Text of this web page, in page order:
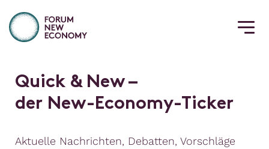
Quick & New–
der New-Economy-Ticker
Aktuelle Nachrichten, Debatten, Vorschläge